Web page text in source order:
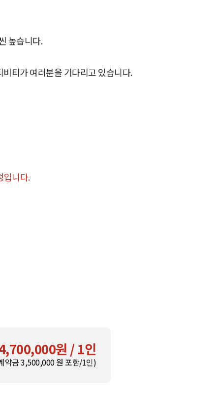
높습니다.
티가 여러분을 기다리고 있습니다.
입니다.
원 / 1인
약금3,500,000원 포함/1인)